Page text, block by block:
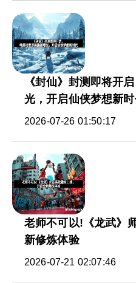
《封仙》封测即将开
光，开启仙侠梦想新
2026-07-26 01:50:17
老师不可以!《龙武》
新修炼体验
2026-07-21 02:07:46